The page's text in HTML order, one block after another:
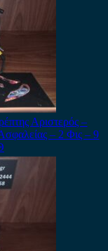
Αριστερός –
– 2 Φις – 9